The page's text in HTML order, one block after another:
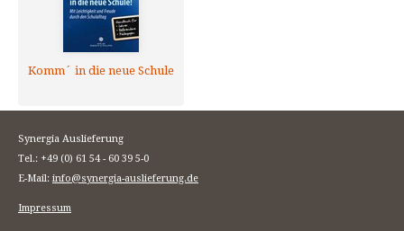
Komm´ in die neue Schule
Synergia Auslieferung
Tel.: +49 (0) 61 54 - 60 39 5-0
E-Mail: info@synergia-auslieferung.de
Impressum